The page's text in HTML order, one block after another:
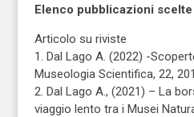
Elenco pubblicazioni scelte
Articolo su riviste
1. Dal Lago A. (2022) -
Museologia Scientifica, 22,
2. Dal Lago A., (2021) – La
viaggio lento tra i Musei